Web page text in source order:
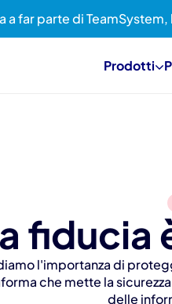
a far parte di
Prodotti
fiducia
l'importanza di
che mette la
delle